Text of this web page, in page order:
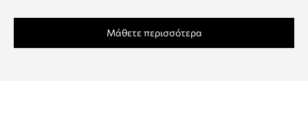
Μάθετε περισσότερα